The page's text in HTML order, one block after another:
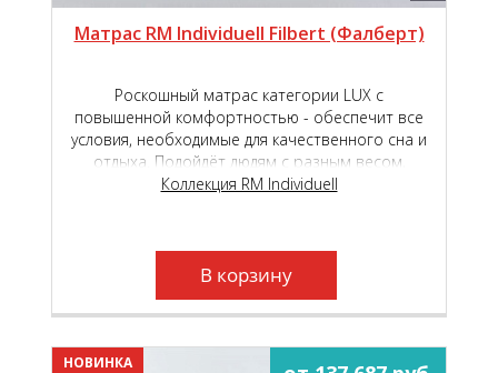
Матрас RM Individuell Filbert (Фалберт)
Роскошный матрас категории LUX с
повышенной комфортностью - обеспечит все
условия, необходимые для качественного сна и
отдыха. Подойдёт людям с разным весом,
любого пола и телосложения.
Коллекция RM Individuell
В корзину
НОВИНКА